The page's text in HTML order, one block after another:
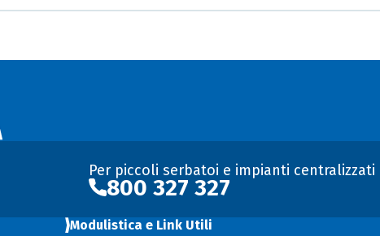
Per piccoli serbatoi e impianti centralizzati
800 327 327
Modulistica e Link Utili